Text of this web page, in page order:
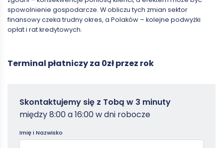
spowolnienie gospodarcze. W obliczu tych zmian sektor
finansowy czeka trudny okres, a Polaków – kolejne podwyżki
opłat i rat kredytowych.
Terminal płatniczy za 0zł przez rok
Zamowterminal
Poradniki
Skontaktujemy się z Tobą w 3 minuty
między 8:00 a 16:00 w dni robocze
Imię i Nazwisko